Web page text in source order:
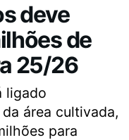
deve
de
25/26
ligado
área cultivada,
para